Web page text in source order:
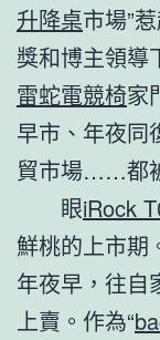
升降桌市場”
獎和博主領導
雷蛇電競椅家
早市、年夜同
貿市場……都
眼iRock
鮮桃的上市期
年夜早，往自
上賣。作為“